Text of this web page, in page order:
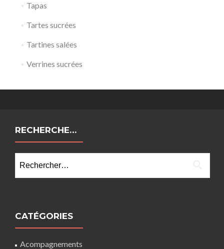
Tapas
Tartes sucrées
Tartines salées
Verrines sucrées
RECHERCHE…
CATÉGORIES
Acompagnements